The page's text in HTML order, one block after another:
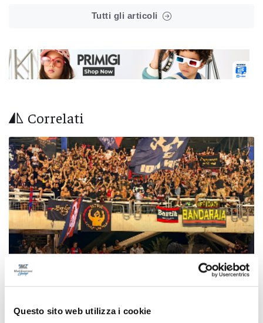
Questo sito web utilizza i cookie
Tutti gli articoli
Correlati
Coppa Italia Serie C - Biglietti ancora bloccati